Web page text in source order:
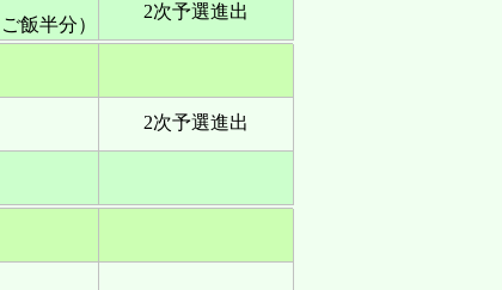
飯半分）
2次予選進出
2次予選進出